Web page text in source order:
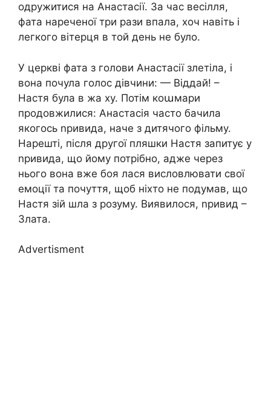
одружитися на Анастасії. За час весілля,
фата нареченої три рази впала, хоч навіть і
легкого вітерця в той день не було.
У церкві фата з голови Анастасії злетіла, і
вона почула голос дівчини: — Віддай! –
Настя була в жа ху. Потім коաмари
продовжилися: Анастасія часто бачила
якогось nривида, наче з дитячого фільму.
Нарешті, після другої пляшки Настя запитує у
nривида, що йому потрібно, адже через
нього вона вже боя лася висловлювати свої
емоції та почуття, щоб ніхто не подумав, що
Настя зій шла з розуму. Виявилося, nривид –
Злата.
Advertisment